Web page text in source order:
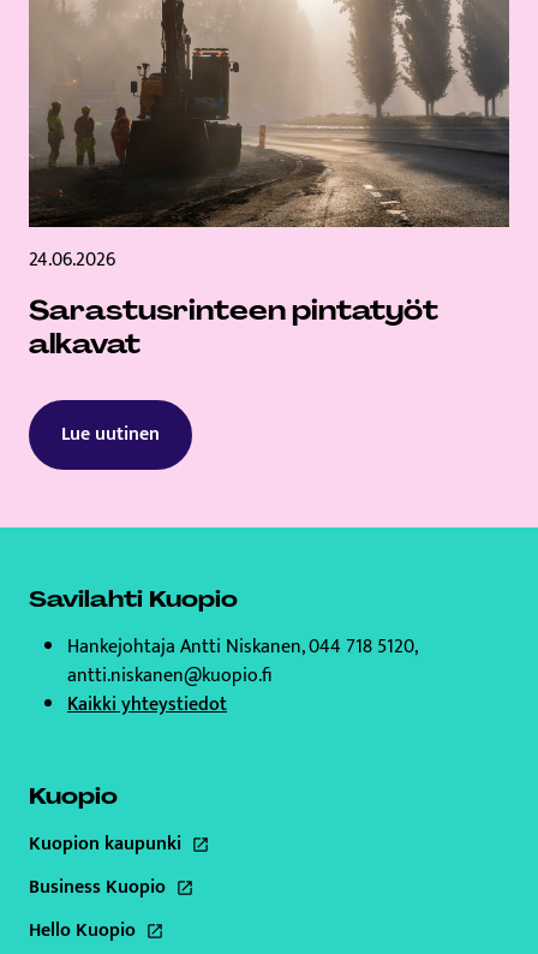
24.06.2026
Sarastusrinteen pintatyöt
alkavat
Lue uutinen
Savilahti Kuopio
Hankejohtaja Antti Niskanen, 044 718 5120,
antti.niskanen@kuopio.fi
Kaikki yhteystiedot
Kuopio
Kuopion kaupunki
Tämä linkki aukeaa uuteen välilehteen
Business Kuopio
Tämä linkki aukeaa uuteen välilehteen
Hello Kuopio
Tämä linkki aukeaa uuteen välilehteen